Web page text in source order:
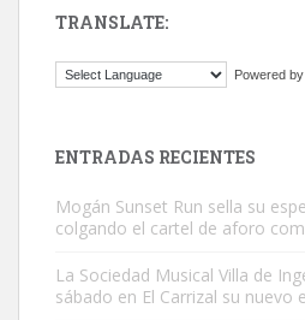
El ayuntamiento se va a llevar a Los
TRANSLATE:
Powered by
ENTRADAS RECIENTES
Mogán Sunset Run sella su
colgando el cartel de aforo
La Sociedad Musical Villa de
sábado en El Carrizal su nuevo